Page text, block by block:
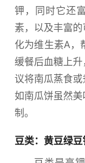
钾，同时它还
素，以及丰富
化为维生素A，
缓餐后血糖上
议将南瓜蒸食
如南瓜饼虽然
制。
豆类：黄豆绿